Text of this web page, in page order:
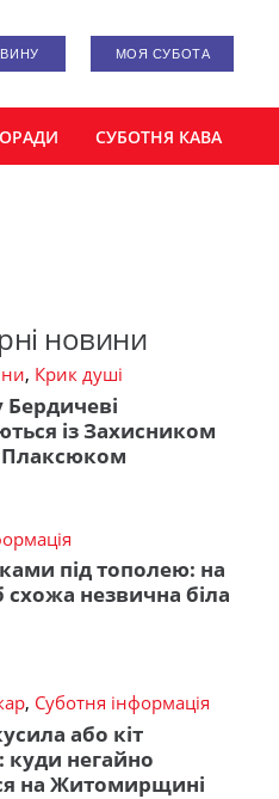
МОЯ СУБОТА
СУБОТНЯ КАВА
новини
, Крик душі
Бердичеві
із Захисником
під тополею: на
схожа незвична біла
, Суботня інформація
або кіт
куди негайно
на Житомирщині